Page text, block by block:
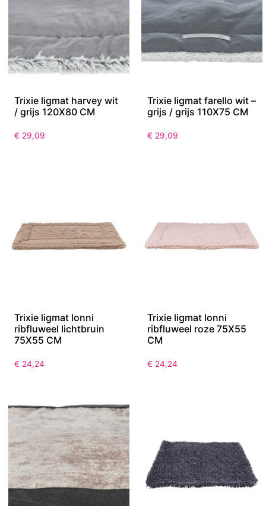
Trixie ligmat harvey wit
/ grijs 120X80 CM
€ 29,09
Trixie ligmat farello wit –
grijs / grijs 110X75 CM
€ 29,09
Trixie ligmat lonni
ribfluweel lichtbruin
75X55 CM
€ 24,24
Trixie ligmat lonni
ribfluweel roze 75X55
CM
€ 24,24